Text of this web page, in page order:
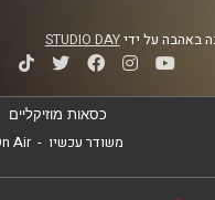
באהבה על ידיSTUDIO DAY
כסאות מוזיקליים
משודר עכשיו -
Air